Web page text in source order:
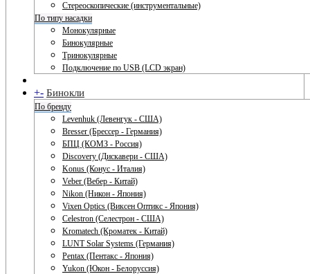
Стереоскопические (инструментальные)
По типу насадки
Монокулярные
Бинокулярные
Тринокулярные
Подключение по USB (LCD экран)
+- Бинокли
По бренду
Levenhuk (Левенгук - США)
Bresser (Брессер - Германия)
БПЦ (КОМЗ - Россия)
Discovery (Дискавери - США)
Konus (Конус - Италия)
Veber (Вебер - Китай)
Nikon (Никон - Япония)
Vixen Optics (Виксен Оптикс - Япония)
Celestron (Селестрон - США)
Kromatech (Кроматек - Китай)
LUNT Solar Systems (Германия)
Pentax (Пентакс - Япония)
Yukon (Юкон - Белоруссия)